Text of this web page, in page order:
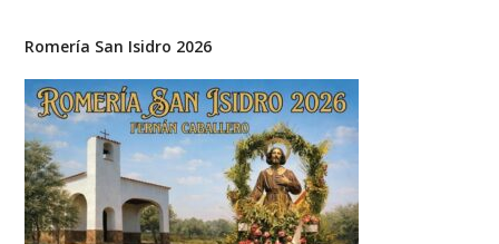
Romería San Isidro 2026